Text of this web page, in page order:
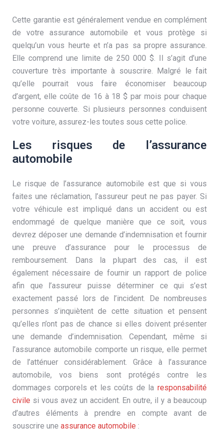
Cette garantie est généralement vendue en complément
de votre assurance automobile et vous protège si
quelqu’un vous heurte et n’a pas sa propre assurance.
Elle comprend une limite de 250 000 $. Il s’agit d’une
couverture très importante à souscrire. Malgré le fait
qu’elle pourrait vous faire économiser beaucoup
d’argent, elle coûte de 16 à 18 $ par mois pour chaque
personne couverte. Si plusieurs personnes conduisent
votre voiture, assurez-les toutes sous cette police.
Les risques de l’assurance
automobile
Le risque de l’assurance automobile est que si vous
faites une réclamation, l’assureur peut ne pas payer. Si
votre véhicule est impliqué dans un accident ou est
endommagé de quelque manière que ce soit, vous
devrez déposer une demande d’indemnisation et fournir
une preuve d’assurance pour le processus de
remboursement. Dans la plupart des cas, il est
également nécessaire de fournir un rapport de police
afin que l’assureur puisse déterminer ce qui s’est
exactement passé lors de l’incident. De nombreuses
personnes s’inquiètent de cette situation et pensent
qu’elles n’ont pas de chance si elles doivent présenter
une demande d’indemnisation. Cependant, même si
l’assurance automobile comporte un risque, elle permet
de l’atténuer considérablement. Grâce à l’assurance
automobile, vos biens sont protégés contre les
dommages corporels et les coûts de la responsabilité
civile si vous avez un accident. En outre, il y a beaucoup
d’autres éléments à prendre en compte avant de
souscrire une assurance automobile :